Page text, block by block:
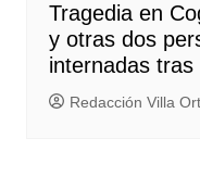
Tragedia en
y otras dos
internadas tras
Redacción Villa